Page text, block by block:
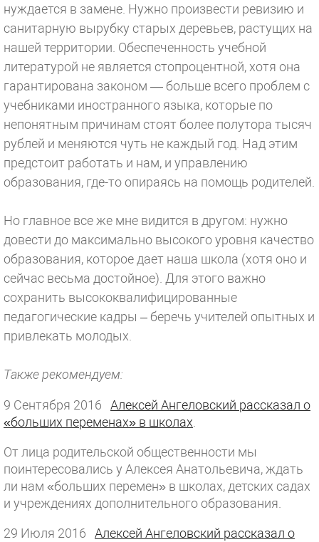
нуждается в замене. Нужно произвести ревизию и
санитарную вырубку старых деревьев, растущих на
нашей территории. Обеспеченность учебной
литературой не является стопроцентной, хотя она
гарантирована законом — больше всего проблем с
учебниками иностранного языка, которые по
непонятным причинам стоят более полутора тысяч
рублей и меняются чуть не каждый год. Над этим
предстоит работать и нам, и управлению
образования, где-то опираясь на помощь родителей.
Но главное все же мне видится в другом: нужно
довести до максимально высокого уровня качество
образования, которое дает наша школа (хотя оно и
сейчас весьма достойное). Для этого важно
сохранить высококвалифицированные
педагогические кадры – беречь учителей опытных и
привлекать молодых.
Также рекомендуем:
9 Сентября 2016 Алексей Ангеловский рассказал о
«больших переменах» в школах
От лица родительской общественности мы
поинтересовались у Алексея Анатольевича, ждать
ли нам «больших перемен» в школах, детских садах
и учреждениях дополнительного образования.
29 Июля 2016 Алексей Ангеловский рассказал о